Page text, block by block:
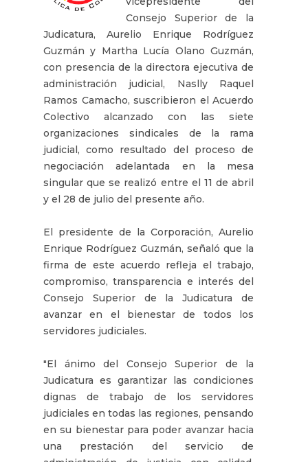
Consejo Superior de la
Judicatura, Aurelio Enrique Rodríguez
Guzmán y Martha Lucía Olano Guzmán,
con presencia de la directora ejecutiva de
administración judicial, Naslly Raquel
Ramos Camacho, suscribieron el Acuerdo
Colectivo alcanzado con las siete
organizaciones sindicales de la rama
judicial, como resultado del proceso de
negociación adelantada en la mesa
singular que se realizó entre el 11 de abril
y el 28 de julio del presente año.
El presidente de la Corporación, Aurelio
Enrique Rodríguez Guzmán, señaló que la
firma de este acuerdo refleja el trabajo,
compromiso, transparencia e interés del
Consejo Superior de la Judicatura de
avanzar en el bienestar de todos los
servidores judiciales.
"El ánimo del Consejo Superior de la
Judicatura es garantizar las condiciones
dignas de trabajo de los servidores
judiciales en todas las regiones, pensando
en su bienestar para poder avanzar hacia
una prestación del servicio de